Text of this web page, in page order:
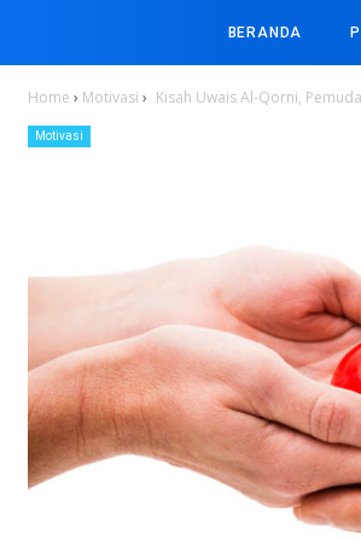
BERANDA
Home › Motivasi › Kisah Uwais Al-Qorni,
Motivasi